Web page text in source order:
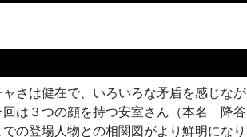
さは健在で、いろいろな矛盾を感じなが
回は３つの顔を持つ安室さん（本名 降谷
の登場人物との相関図がより鮮明になり